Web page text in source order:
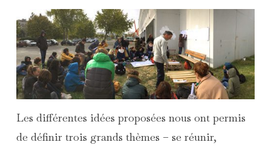
Les différentes idées proposées nous ont permis
de définir trois grands thèmes – se réunir,